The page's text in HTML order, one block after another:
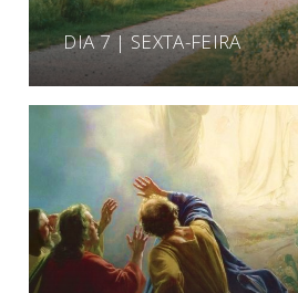
DIA 7 | SEXTA-FEIRA